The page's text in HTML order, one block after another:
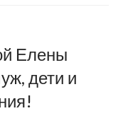
Елены
дети и